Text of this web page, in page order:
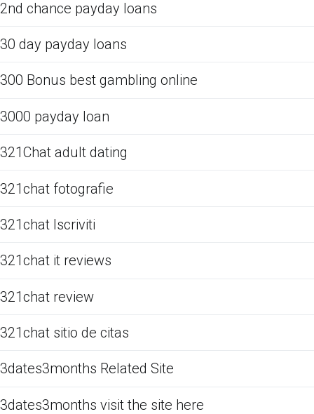
2nd chance payday loans
30 day payday loans
300 Bonus best gambling online
3000 payday loan
321Chat adult dating
321chat fotografie
321chat Iscriviti
321chat it reviews
321chat review
321chat sitio de citas
3dates3months Related Site
3dates3months visit the site here